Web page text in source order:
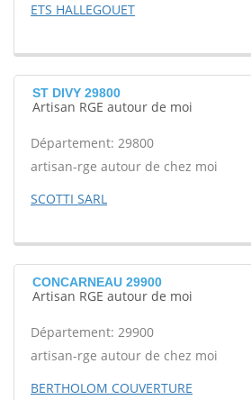
ETS HALLEGOUET
ST DIVY 29800
Artisan RGE autour de moi
Département: 29800
artisan-rge autour de chez moi
SCOTTI SARL
CONCARNEAU 29900
Artisan RGE autour de moi
Département: 29900
artisan-rge autour de chez moi
BERTHOLOM COUVERTURE